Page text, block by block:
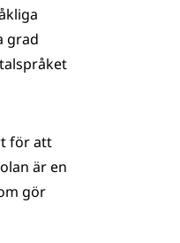
grad
för att
är en
gör